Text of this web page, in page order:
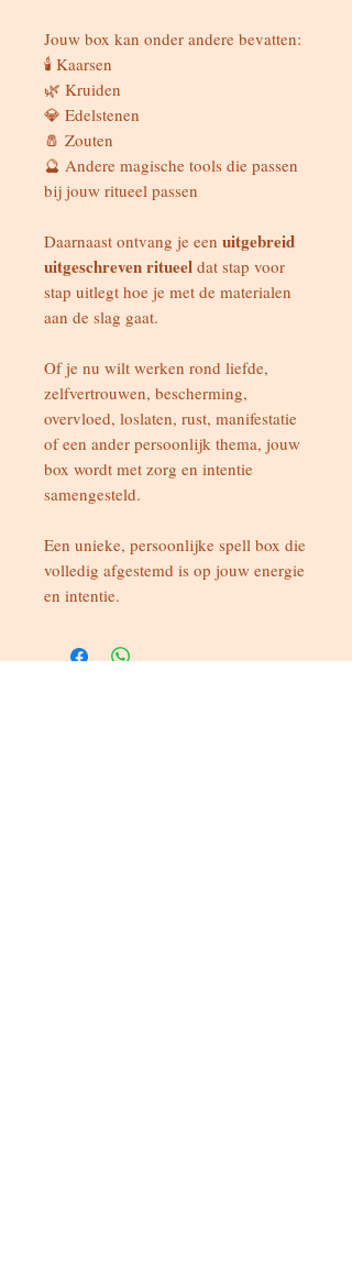
Jouw box kan onder andere bevatten:
🕯️ Kaarsen
🌿 Kruiden
💎 Edelstenen
🧂 Zouten
🔮 Andere magische tools die passen
bij jouw ritueel passen
Daarnaast ontvang je een uitgebreid
uitgeschreven ritueel dat stap voor
stap uitlegt hoe je met de materialen
aan de slag gaat.
Of je nu wilt werken rond liefde,
zelfvertrouwen, bescherming,
overvloed, loslaten, rust, manifestatie
of een ander persoonlijk thema, jouw
box wordt met zorg en intentie
samengesteld.
Een unieke, persoonlijke spell box die
volledig afgestemd is op jouw energie
en intentie.